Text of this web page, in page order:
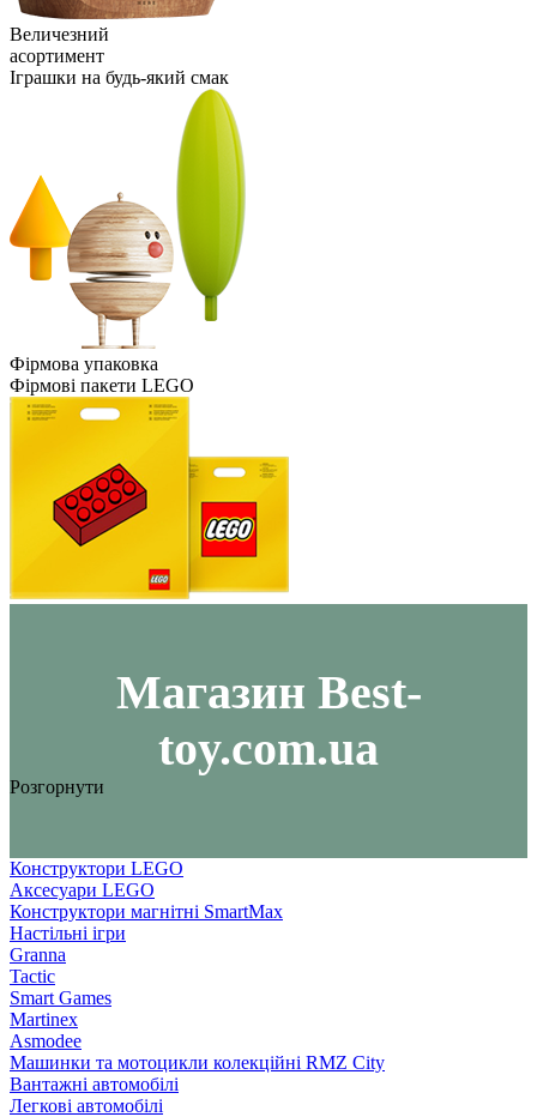
Величезний
асортимент
Іграшки на будь-який смак
Фірмова упаковка
Фірмові пакети LEGO
Maгазин Best-
toy.com.ua
Розгорнути
Конструктори LEGO
Аксесуари LEGO
Конструктори магнітні SmartMax
Настільні ігри
Granna
Tactic
Smart Games
Martinex
Asmodee
Машинки та мотоцикли колекційні RMZ City
Вантажні автомобілі
Легкові автомобілі